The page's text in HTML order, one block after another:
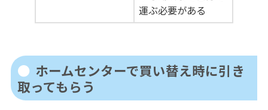
運ぶ必要がある
ホームセンターで買い替え時に引き
取ってもらう